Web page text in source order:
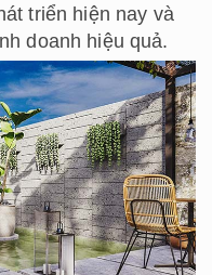
triển hiện nay và
doanh hiệu quả.